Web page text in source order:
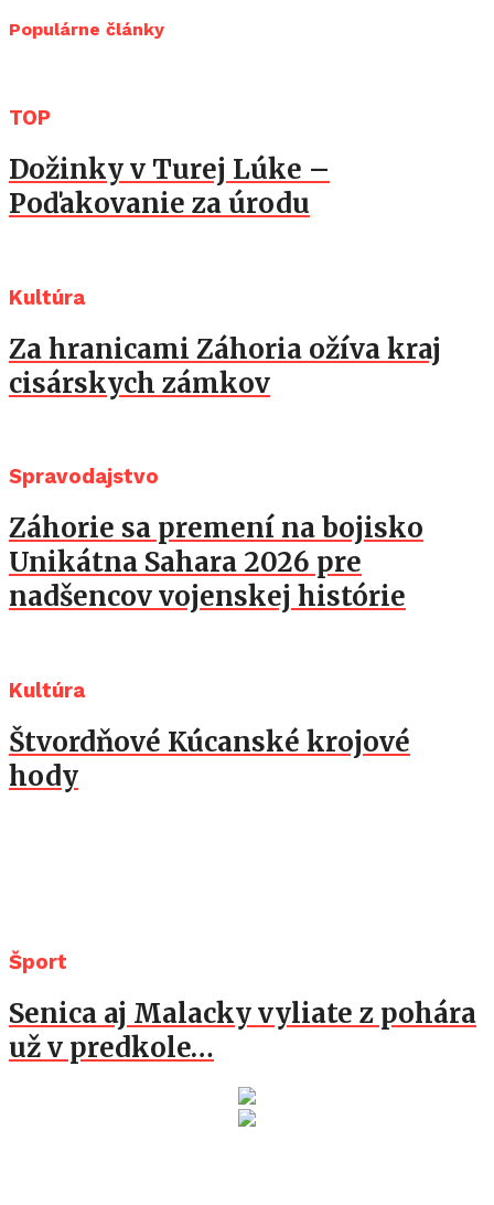
Populárne články
TOP
Dožinky v Turej Lúke –
Poďakovanie za úrodu
Kultúra
Za hranicami Záhoria ožíva kraj
cisárskych zámkov
Spravodajstvo
Záhorie sa premení na bojisko
Unikátna Sahara 2026 pre
nadšencov vojenskej histórie
Kultúra
Štvordňové Kúcanské krojové
hody
Šport
Senica aj Malacky vyliate z pohára
už v predkole…